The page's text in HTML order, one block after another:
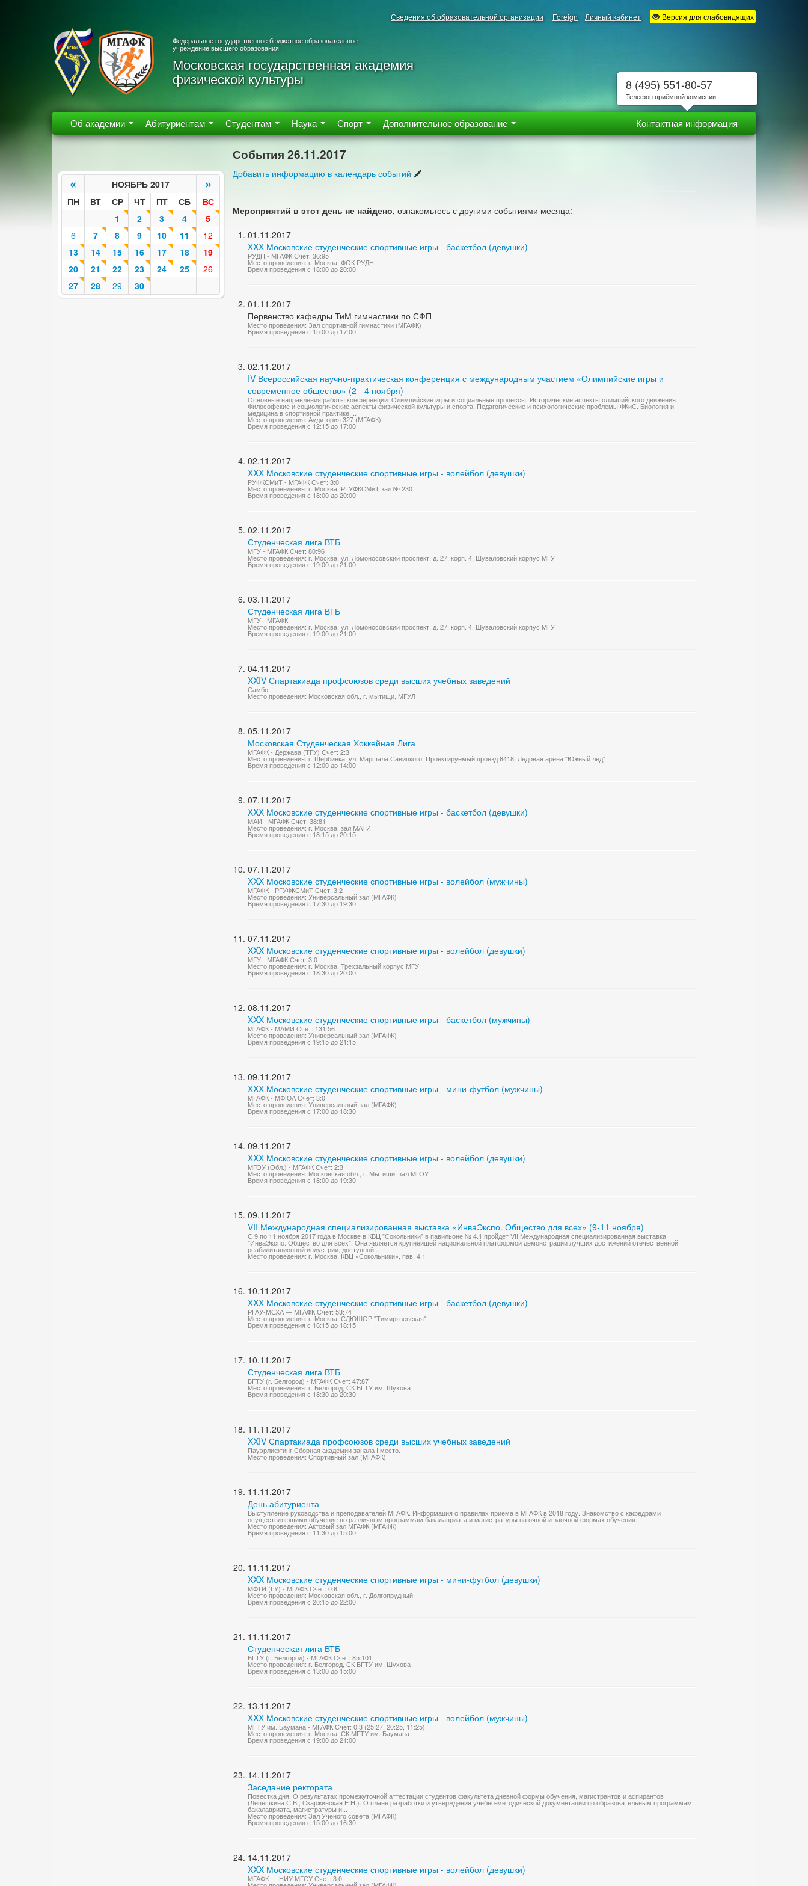
Сведения об образовательной организации Foreign Личный кабинет Версия для слабовидящих
Федеральное государственное бюджетное образовательное
учреждение высшего образования
Московская государственная академия
физической культуры
Об академии Абитуриентам Студентам Наука Спорт Дополнительное образование Контактная информация
« НОЯБРЬ 2017 »
ПН ВТ СР ЧТ ПТ СБ
ВС
1
2 3 4
5
6
7 8 9 10 11
12
13
14 15 16 17 18
19
20
21 22 23 24 25
26
27
28 29 30
События 26.11.2017
Добавить информацию в календарь событий
Мероприятий в этот день не найдено, ознакомьтесь с другими событиями месяца:
01.11.2017
XXX Московские студенческие спортивные игры - баскетбол (девушки)
РУДН - МГАФК Счет: 36:95
Место проведения: г. Москва, ФОК РУДН
Время проведения с 18:00 до 20:00
01.11.2017
Первенство кафедры ТиМ гимнастики по СФП
Место проведения: Зал спортивной гимнастики (МГАФК)
Время проведения с 15:00 до 17:00
02.11.2017
IV Всероссийская научно-практическая конференция с международным участием «Олимпийские игры и
современное общество» (2 - 4 ноября)
Основные направления работы конференции: Олимпийские игры и социальные процессы. Исторические аспекты олимпийского движения.
Философские и социологические аспекты физической культуры и спорта. Педагогические и психологические проблемы ФКиС. Биология и
медицина в спортивной практике....
Место проведения: Аудитория 327 (МГАФК)
Время проведения с 12:15 до 17:00
02.11.2017
XXX Московские студенческие спортивные игры - волейбол (девушки)
РУФКСМиТ - МГАФК Счет: 3:0
Место проведения: г. Москва, РГУФКСМиТ зал № 230
Время проведения с 18:00 до 20:00
02.11.2017
Студенческая лига ВТБ
МГУ - МГАФК Счет: 80:96
Место проведения: г. Москва, ул. Ломоносовский проспект, д. 27, корп. 4, Шуваловский корпус МГУ
Время проведения с 19:00 до 21:00
03.11.2017
Студенческая лига ВТБ
МГУ - МГАФК
Место проведения: г. Москва, ул. Ломоносовский проспект, д. 27, корп. 4, Шуваловский корпус МГУ
Время проведения с 19:00 до 21:00
04.11.2017
XXIV Спартакиада профсоюзов среди высших учебных заведений
Самбо
Место проведения: Московская обл., г. мытищи, МГУЛ
05.11.2017
Московская Студенческая Хоккейная Лига
МГАФК - Держава (ТГУ) Счет: 2:3
Место проведения: г. Щербинка, ул. Маршала Савицкого, Проектируемый проезд 6418, Ледовая арена "Южный лёд"
Время проведения с 12:00 до 14:00
07.11.2017
XXX Московские студенческие спортивные игры - баскетбол (девушки)
МАИ - МГАФК Счет: 38:81
Место проведения: г. Москва, зал МАТИ
Время проведения с 18:15 до 20:15
07.11.2017
XXX Московские студенческие спортивные игры - волейбол (мужчины)
МГАФК - РГУФКСМиТ Счет: 3:2
Место проведения: Универсальный зал (МГАФК)
Время проведения с 17:30 до 19:30
07.11.2017
XXX Московские студенческие спортивные игры - волейбол (девушки)
МГУ - МГАФК Счет: 3:0
Место проведения: г. Москва, Трехзальный корпус МГУ
Время проведения с 18:30 до 20:00
08.11.2017
XXX Московские студенческие спортивные игры - баскетбол (мужчины)
МГАФК - МАМИ Счет: 131:56
Место проведения: Универсальный зал (МГАФК)
Время проведения с 19:15 до 21:15
09.11.2017
XXX Московские студенческие спортивные игры - мини-футбол (мужчины)
МГАФК - МФЮА Счет: 3:0
Место проведения: Универсальный зал (МГАФК)
Время проведения с 17:00 до 18:30
09.11.2017
XXX Московские студенческие спортивные игры - волейбол (девушки)
МГОУ (Обл.) - МГАФК Счет: 2:3
Место проведения: Московская обл., г. Мытищи, зал МГОУ
Время проведения с 18:00 до 19:30
09.11.2017
VII Международная специализированная выставка «ИнваЭкспо. Общество для всех» (9-11 ноября)
С 9 по 11 ноября 2017 года в Москве в КВЦ "Сокольники" в павильоне № 4.1 пройдет VII Международная специализированная выставка
"ИнваЭкспо. Общество для всех". Она является крупнейшей национальной платформой демонстрации лучших достижений отечественной
реабилитационной индустрии, доступной...
Место проведения: г. Москва, КВЦ «Сокольники», пав. 4.1
10.11.2017
XXX Московские студенческие спортивные игры - баскетбол (девушки)
РГАУ-МСХА — МГАФК Счет: 53:74
Место проведения: г. Москва, СДЮШОР "Тимирязевская"
Время проведения с 16:15 до 18:15
10.11.2017
Студенческая лига ВТБ
БГТУ (г. Белгород) - МГАФК Счет: 47:87
Место проведения: г. Белгород, СК БГТУ им. Шухова
Время проведения с 18:30 до 20:30
11.11.2017
XXIV Спартакиада профсоюзов среди высших учебных заведений
Пауэрлифтинг Сборная академии занала I место.
Место проведения: Спортивный зал (МГАФК)
11.11.2017
День абитуриента
Выступление руководства и преподавателей МГАФК. Информация о правилах приёма в МГАФК в 2018 году. Знакомство с кафедрами
осуществляющими обучение по различным программам бакалавриата и магистратуры на очной и заочной формах обучения.
Место проведения: Актовый зал МГАФК (МГАФК)
Время проведения с 11:30 до 15:00
11.11.2017
XXX Московские студенческие спортивные игры - мини-футбол (девушки)
МФТИ (ГУ) - МГАФК Счет: 0:8
Место проведения: Московская обл., г. Долгопрудный
Время проведения с 20:15 до 22:00
11.11.2017
Студенческая лига ВТБ
БГТУ (г. Белгород) - МГАФК Счет: 85:101
Место проведения: г. Белгород, СК БГТУ им. Шухова
Время проведения с 13:00 до 15:00
13.11.2017
XXX Московские студенческие спортивные игры - волейбол (мужчины)
МГТУ им. Баумана - МГАФК Счет: 0:3 (25:27, 20:25, 11:25).
Место проведения: г. Москва, СК МГТУ им. Баумана
Время проведения с 19:00 до 21:00
14.11.2017
Заседание ректората
Повестка дня: О результатах промежуточной аттестации студентов факультета дневной формы обучения, магистрантов и аспирантов
(Лепешкина С.В., Скаржинская Е.Н.). О плане разработки и утверждения учебно-методической документации по образовательным программам
бакалавриата, магистратуры и...
Место проведения: Зал Ученого совета (МГАФК)
Время проведения с 15:00 до 16:30
14.11.2017
XXX Московские студенческие спортивные игры - волейбол (девушки)
МГАФК — НИУ МГСУ Счет: 3:0
8 (495) 551-80-57
Телефон приёмной комиссии